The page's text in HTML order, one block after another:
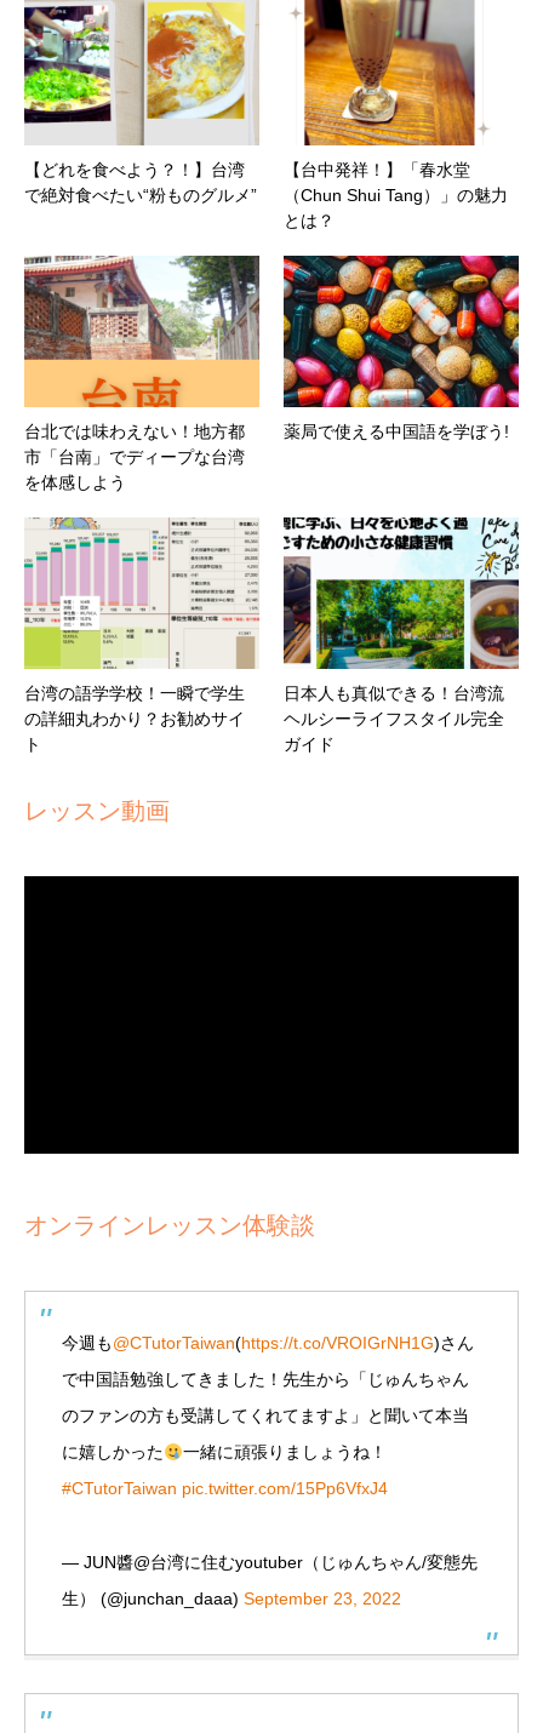
【どれを食べよう？！】台湾
で絶対食べたい“粉ものグルメ”
【台中発祥！】「春水堂
（Chun Shui Tang）」の魅力
とは？
台北では味わえない！地方都
市「台南」でディープな台湾
を体感しよう
薬局で使える中国語を学ぼう!
台湾の語学学校！一瞬で学生
の詳細丸わかり？お勧めサイ
ト
日本人も真似できる！台湾流
ヘルシーライフスタイル完全
ガイド
レッスン動画
オンラインレッスン体験談
今週も@CTutorTaiwan(https://t.co/VROIGrNH1G)さん
で中国語勉強してきました！先生から「じゅんちゃん
のファンの方も受講してくれてますよ」と聞いて本当
に嬉しかった
一緒に頑張りましょうね！
#CTutorTaiwan pic.twitter.com/15Pp6VfxJ4
— JUN醬@台湾に住むyoutuber（じゅんちゃん/変態先
生） (@junchan_daaa) September 23, 2022